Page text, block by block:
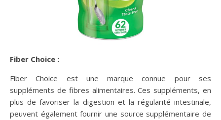
Fiber Choice :
Fiber Choice est une marque connue pour ses
suppléments de fibres alimentaires. Ces suppléments, en
plus de favoriser la digestion et la régularité intestinale,
peuvent également fournir une source supplémentaire de